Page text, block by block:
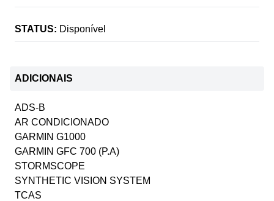
STATUS: Disponível
ADICIONAIS
ADS-B
AR CONDICIONADO
GARMIN G1000
GARMIN GFC 700 (P.A)
STORMSCOPE
SYNTHETIC VISION SYSTEM
TCAS